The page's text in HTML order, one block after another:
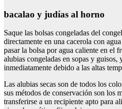
bacalao y judías al horno
Saque las bolsas congeladas del
directamente en una cacerola con
pasar la bolsa por agua caliente en el
alubias congeladas en sopas y guisos,
inmediatamente debido a las altas
Las alubias secas son de todos los
sus métodos de conservación son los
transferirse a un recipiente apto para